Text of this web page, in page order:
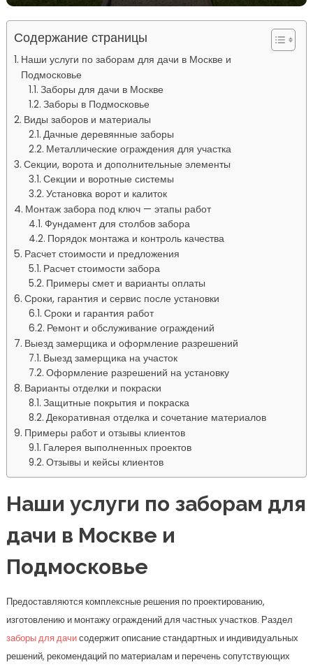
Содержание страницы
Наши услуги по заборам для дачи в Москве и
Подмосковье
Заборы для дачи в Москве
Заборы в Подмосковье
Виды заборов и материалы
Дачные деревянные заборы
Металлические ограждения для участка
Секции, ворота и дополнительные элементы
Секции и воротные системы
Установка ворот и калиток
Монтаж забора под ключ — этапы работ
Фундамент для столбов забора
Порядок монтажа и контроль качества
Расчет стоимости и предложения
Расчет стоимости забора
Примеры смет и варианты оплаты
Сроки, гарантия и сервис после установки
Сроки и гарантия работ
Ремонт и обслуживание ограждений
Выезд замерщика и оформление разрешений
Выезд замерщика на участок
Оформление разрешений на установку
Варианты отделки и покраски
Защитные покрытия и покраска
Декоративная отделка и сочетание материалов
Примеры работ и отзывы клиентов
Галерея выполненных проектов
Отзывы и кейсы клиентов
Наши услуги по заборам для
дачи в Москве и
Подмосковье
Предоставляются комплексные решения по проектированию,
изготовлению и монтажу ограждений для частных участков. Раздел
заборы для дачисодержит описание стандартных и индивидуальных
решений, рекомендаций по материалам и перечень сопутствующих